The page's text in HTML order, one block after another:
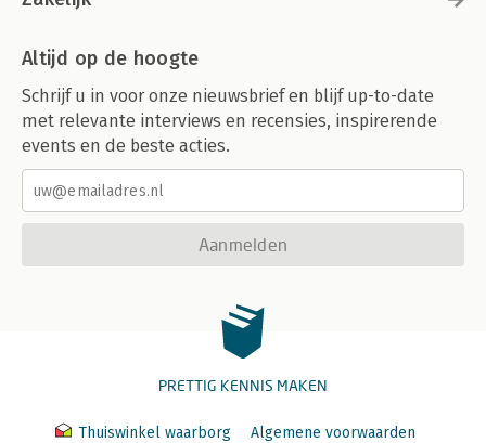
Altijd op de hoogte
Schrijf u in voor onze nieuwsbrief en blijf up-to-date
met relevante interviews en recensies, inspirerende
events en de beste acties.
Aanmelden
PRETTIG KENNIS MAKEN
Thuiswinkel waarborg
Algemene voorwaarden